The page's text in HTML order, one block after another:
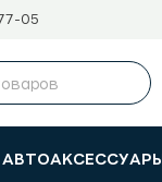
05
АВТОАКСЕССУАРЫ